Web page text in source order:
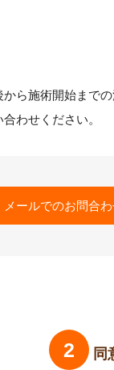
ら施術開始までの
わせください。
メールでのお問合
同